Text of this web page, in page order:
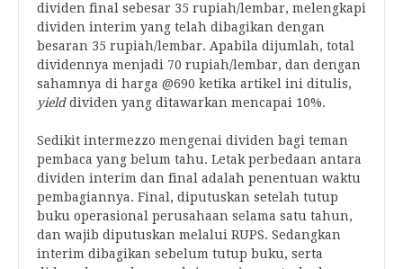
dividen final sebesar 35 rupiah/lembar, melengkapi
dividen interim yang telah dibagikan dengan
besaran 35 rupiah/lembar. Apabila dijumlah, total
dividennya menjadi 70 rupiah/lembar, dan dengan
sahamnya di harga @690 ketika artikel ini ditulis,
yielddividen yang ditawarkan mencapai 10%.
Sedikit intermezzo mengenai dividen bagi teman
pembaca yang belum tahu. Letak perbedaan antara
dividen interim dan final adalah penentuan waktu
pembagiannya. Final, diputuskan setelah tutup
buku operasional perusahaan selama satu tahun,
dan wajib diputuskan melalui RUPS. Sedangkan
interim dibagikan sebelum tutup buku, serta